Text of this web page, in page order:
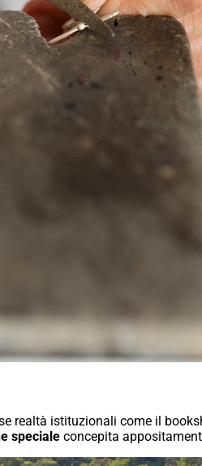
realtà istituzionali come il
speciale concepita